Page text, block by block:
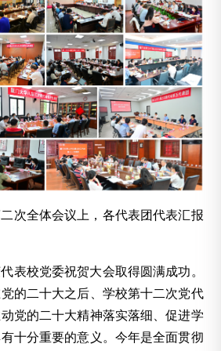
次全体会议上，各代表团代表汇报
表校党委祝贺大会取得圆满成功。
的二十大之后、学校第十二次党代
党的二十大精神落实落细、促进学
十分重要的意义。今年是全面贯彻